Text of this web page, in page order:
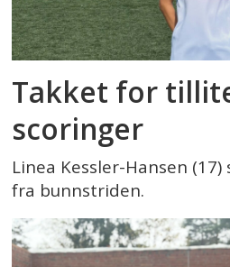
Takket for
scoringer
Linea Kessler-Hansen
fra bunnstriden.